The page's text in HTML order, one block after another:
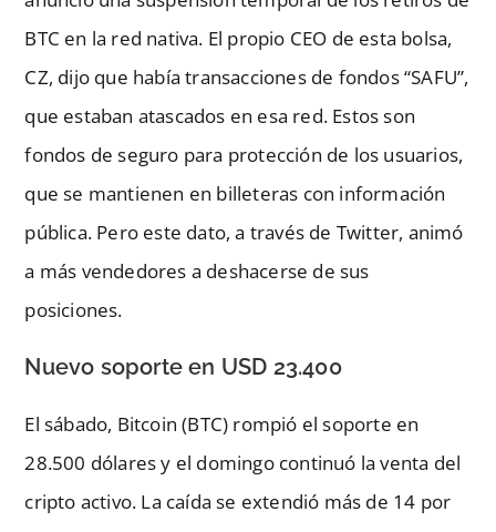
BTC en la red nativa. El propio CEO de esta bolsa,
CZ, dijo que había transacciones de fondos “SAFU”,
que estaban atascados en esa red. Estos son
fondos de seguro para protección de los usuarios,
que se mantienen en billeteras con información
pública. Pero este dato, a través de Twitter, animó
a más vendedores a deshacerse de sus
posiciones.
Nuevo soporte en USD 23.400
El sábado, Bitcoin (BTC) rompió el soporte en
28.500 dólares y el domingo continuó la venta del
cripto activo. La caída se extendió más de 14 por